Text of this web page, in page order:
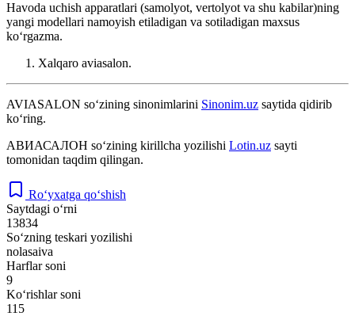
Havoda uchish apparatlari (samolyot, vertolyot va shu kabilar)ning
yangi modellari namoyish etiladigan va sotiladigan maxsus
koʻrgazma.
Xalqaro aviasalon.
AVIASALON so‘zining sinonimlarini Sinonim.uz saytida qidirib
ko‘ring.
АВИАСАЛОН so‘zining kirillcha yozilishi Lotin.uz sayti
tomonidan taqdim qilingan.
Ro‘yxatga qo‘shish
Saytdagi o‘rni
13834
So‘zning teskari yozilishi
nolasaiva
Harflar soni
9
Ko‘rishlar soni
115